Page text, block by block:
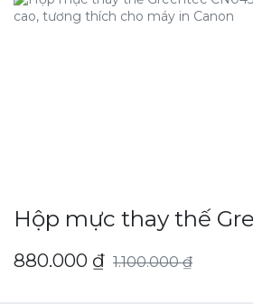
Hộp mực thay thế
880.000 ₫ 1.100.000₫